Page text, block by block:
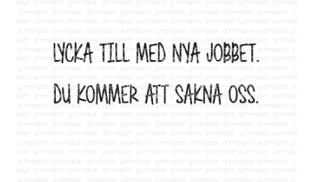
Köpvillkor
Angel Policy